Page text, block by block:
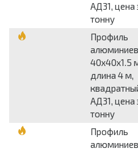
АД31, цена
тонну
Профиль
40х40х1.5
длина 4 м,
АД31, цена
тонну
Профиль